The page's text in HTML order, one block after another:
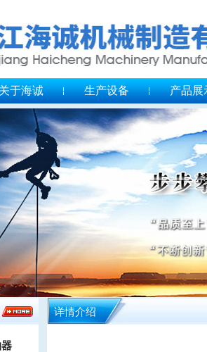
于海诚 生产设备 产品展
详情介绍